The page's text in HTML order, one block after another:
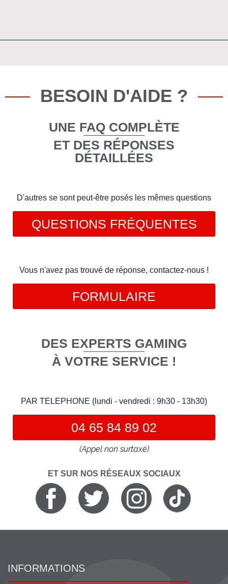
BESOIN D'AIDE ?
UNE FAQ COMPLÈTE
ET DES RÉPONSES
DÉTAILLÉES
D'autres se sont peut-être posés les mêmes questions
QUESTIONS FRÉQUENTES
Vous n'avez pas trouvé de réponse, contactez-nous !
FORMULAIRE
DES EXPERTS GAMING
À VOTRE SERVICE !
PAR TELEPHONE (lundi - vendredi : 9h30 - 13h30)
04 65 84 89 02
(Appel non surtaxé)
ET SUR NOS RÉSEAUX SOCIAUX
INFORMATIONS